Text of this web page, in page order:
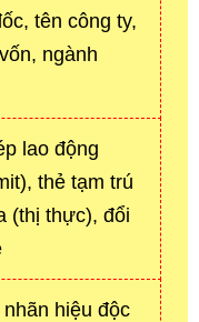
tên công ty,
ngành
lao động
thẻ tạm trú
(thị thực), đổi
nhãn hiệu độc